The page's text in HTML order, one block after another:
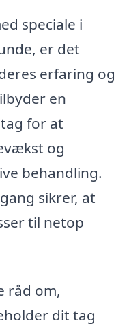
speciale i
er det
erfaring og
en
for at
og
behandling.
sikrer, at
til netop
råd om,
dit tag